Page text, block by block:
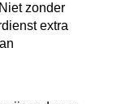
zonder
extra